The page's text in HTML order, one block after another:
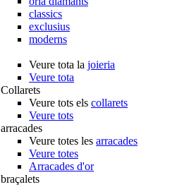
classics
exclusius
moderns
Veure tota la joieria
Veure tota
Collarets
Veure tots els collarets
Veure tots
arracades
Veure totes les arracades
Veure totes
Arracades d'or
braçalets